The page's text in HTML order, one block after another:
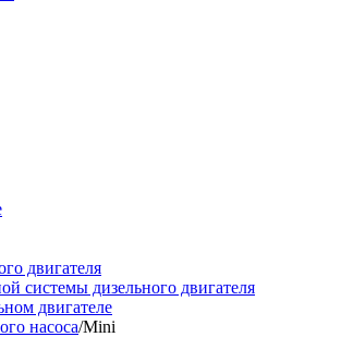
двигателя
системы дизельного двигателя
двигателе
насоса/Mini